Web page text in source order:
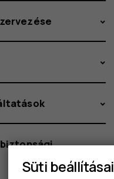
Süti beállításai